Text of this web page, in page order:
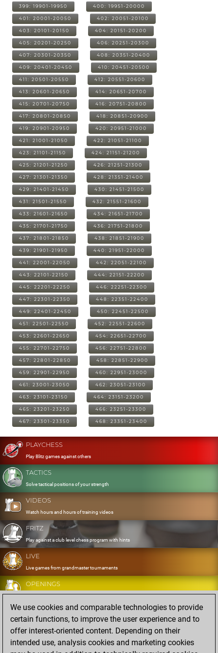
399: 19901-19950 400: 19951-20000
401: 20001-20050 402: 20051-20100
403: 20101-20150 404: 20151-20200
405: 20201-20250 406: 20251-20300
407: 20301-20350 408: 20351-20400
409: 20401-20450 410: 20451-20500
411: 20501-20550 412: 20551-20600
413: 20601-20650 414: 20651-20700
415: 20701-20750 416: 20751-20800
417: 20801-20850 418: 20851-20900
419: 20901-20950 420: 20951-21000
421: 21001-21050 422: 21051-21100
423: 21101-21150 424: 21151-21200
425: 21201-21250 426: 21251-21300
427: 21301-21350 428: 21351-21400
429: 21401-21450 430: 21451-21500
431: 21501-21550 432: 21551-21600
433: 21601-21650 434: 21651-21700
435: 21701-21750 436: 21751-21800
437: 21801-21850 438: 21851-21900
439: 21901-21950 440: 21951-22000
441: 22001-22050 442: 22051-22100
443: 22101-22150 444: 22151-22200
445: 22201-22250 446: 22251-22300
447: 22301-22350 448: 22351-22400
449: 22401-22450 450: 22451-22500
451: 22501-22550 452: 22551-22600
453: 22601-22650 454: 22651-22700
455: 22701-22750 456: 22751-22800
457: 22801-22850 458: 22851-22900
459: 22901-22950 460: 22951-23000
461: 23001-23050 462: 23051-23100
463: 23101-23150 464: 23151-23200
465: 23201-23250 466: 23251-23300
467: 23301-23350 468: 23351-23400
PLAYCHESS
Play Blitz games against others
TACTICS
Solve tactical positions of your strength
VIDEOS
Watch hours and hours of training videos
FRITZ
Play against a club level chess program with hints
LIVE
Live games from grandmaster tournaments
OPENINGS
Develop and exercise your openings
DATABASE
Eight million strong games
MYGAMES
Store and analyse your own games in the cloud
We use cookies and comparable technologies to provide
certain functions, to improve the user experience and to
offer interest-oriented content. Depending on their
intended use, analysis cookies and marketing cookies